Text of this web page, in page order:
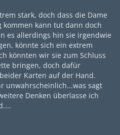
stark, doch dass die Dame
kommen kann tut dann doch
es allerdings hin sie irgendwie
könnte sich ein extrem
könnten wir sie zum Schluss
bringen, doch dafür
Karten auf der Hand.
unwahrscheinlich...was sagt
Denken überlasse ich